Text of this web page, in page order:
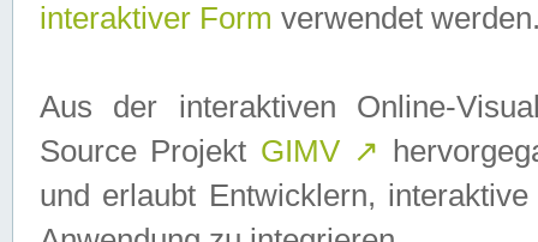
interaktiver Form verwendet
Aus der interaktiven Online-
Source Projekt GIMV ↗
und erlaubt Entwicklern,